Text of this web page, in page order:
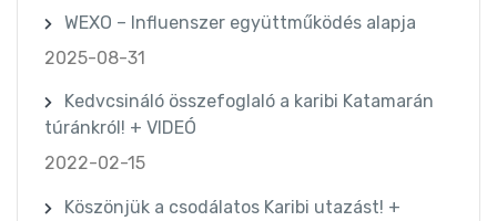
WEXO – Influenszer együttműködés alapja
2025-08-31
Kedvcsináló összefoglaló a karibi Katamarán
túránkról! + VIDEÓ
2022-02-15
Köszönjük a csodálatos Karibi utazást! +